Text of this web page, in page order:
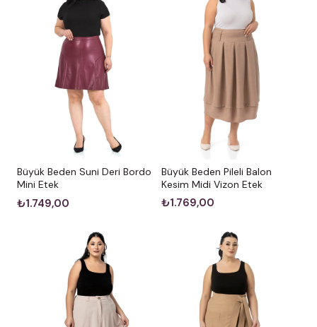
Büyük Beden Suni Deri Bordo
Mini Etek
₺1.749,00
Büyük Beden Pileli Balon
Kesim Midi Vizon Etek
₺1.769,00